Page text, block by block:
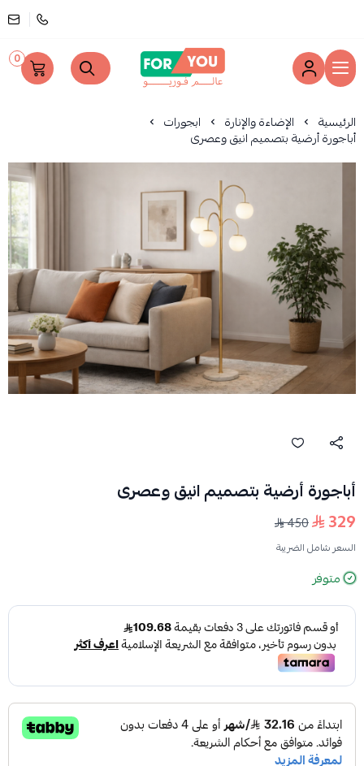
عالم فوريو
0
الرئيسية الإضاءة والإنارة ابجورات
أباجورة أرضية بتصميم انيق وعصرى
أباجورة أرضية بتصميم انيق وعصرى
329
450
السعر شامل الضريبة
متوفر